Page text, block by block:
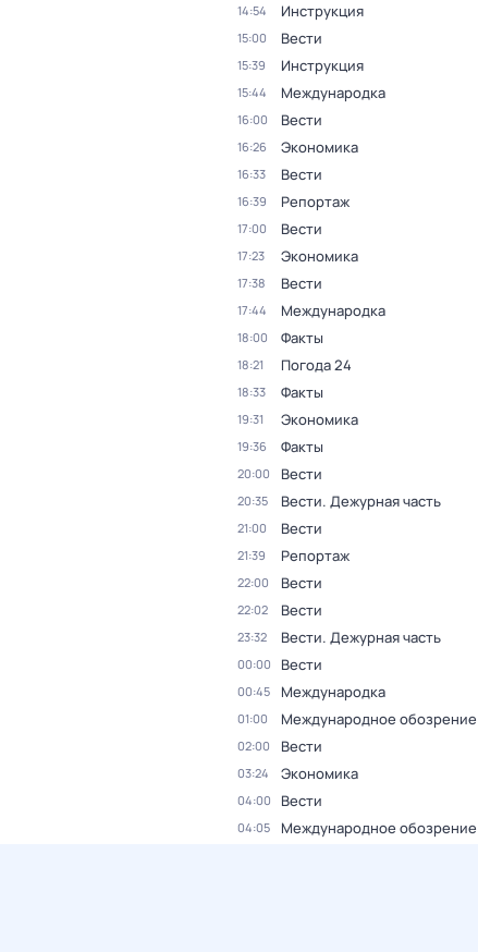
14:54 Инструкция
15:00 Вести
15:39 Инструкция
15:44 Международка
16:00 Вести
16:26 Экономика
16:33 Вести
16:39 Репортаж
17:00 Вести
17:23 Экономика
17:38 Вести
17:44 Международка
18:00 Факты
18:21 Погода 24
18:33 Факты
19:31 Экономика
19:36 Факты
20:00 Вести
20:35 Вести. Дежурная часть
21:00 Вести
21:39 Репортаж
22:00 Вести
22:02 Вести
23:32 Вести. Дежурная часть
00:00 Вести
00:45 Международка
01:00 Международное обозрение
02:00 Вести
03:24 Экономика
04:00 Вести
04:05 Международное обозрение